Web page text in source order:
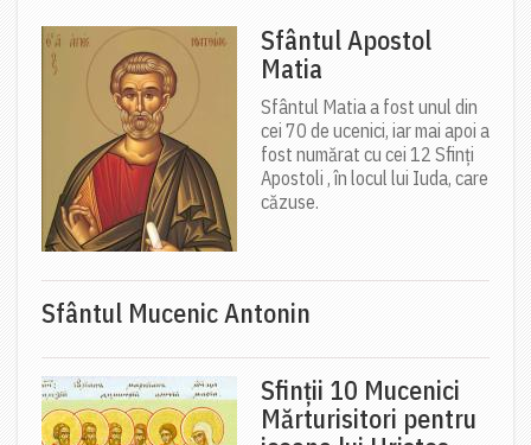
Sfântul Apostol
Matia
Sfântul Matia a fost unul din
cei 70 de ucenici, iar mai apoi a
fost numărat cu cei 12 Sfinți
Apostoli , în locul lui Iuda, care
căzuse.
Sfântul Mucenic Antonin
Sfinții 10 Mucenici
Mărturisitori pentru